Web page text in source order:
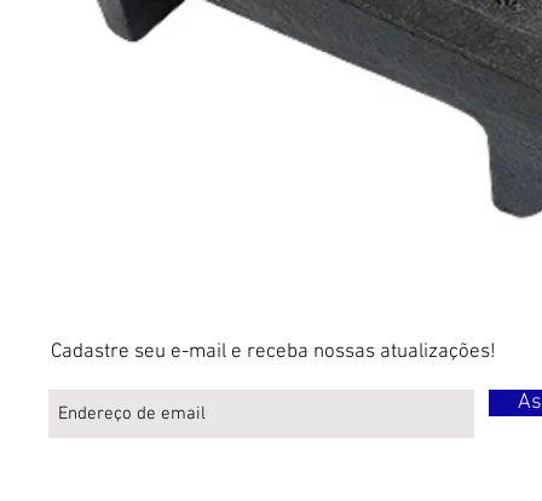
Cadastre seu e-mail e receba nossas atualizações!